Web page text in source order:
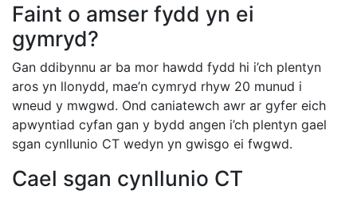
Faint o amser fydd yn ei
gymryd?
Gan ddibynnu ar ba mor hawdd fydd hi i’ch plentyn
aros yn llonydd, mae’n cymryd rhyw 20 munud i
wneud y mwgwd. Ond caniatewch awr ar gyfer eich
apwyntiad cyfan gan y bydd angen i’ch plentyn gael
sgan cynllunio CT wedyn yn gwisgo ei fwgwd.
Cael sgan cynllunio CT